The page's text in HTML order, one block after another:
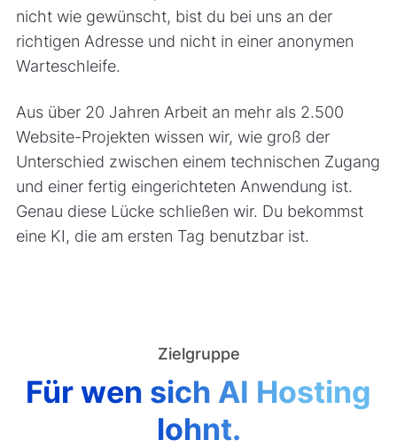
nicht wie gewünscht, bist du bei uns an der
richtigen Adresse und nicht in einer anonymen
Warteschleife.
Aus über 20 Jahren Arbeit an mehr als 2.500
Website-Projekten wissen wir, wie groß der
Unterschied zwischen einem technischen Zugang
und einer fertig eingerichteten Anwendung ist.
Genau diese Lücke schließen wir. Du bekommst
eine KI, die am ersten Tag benutzbar ist.
Zielgruppe
Für wen sich AI Hosting
lohnt.